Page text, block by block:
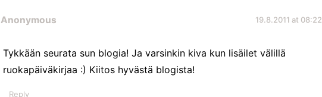
Anonymous 19.8.2011 at 08:22
Tykkään seurata sun blogia! Ja varsinkin kiva kun lisäilet välillä
ruokapäiväkirjaa :) Kiitos hyvästä blogista!
Reply